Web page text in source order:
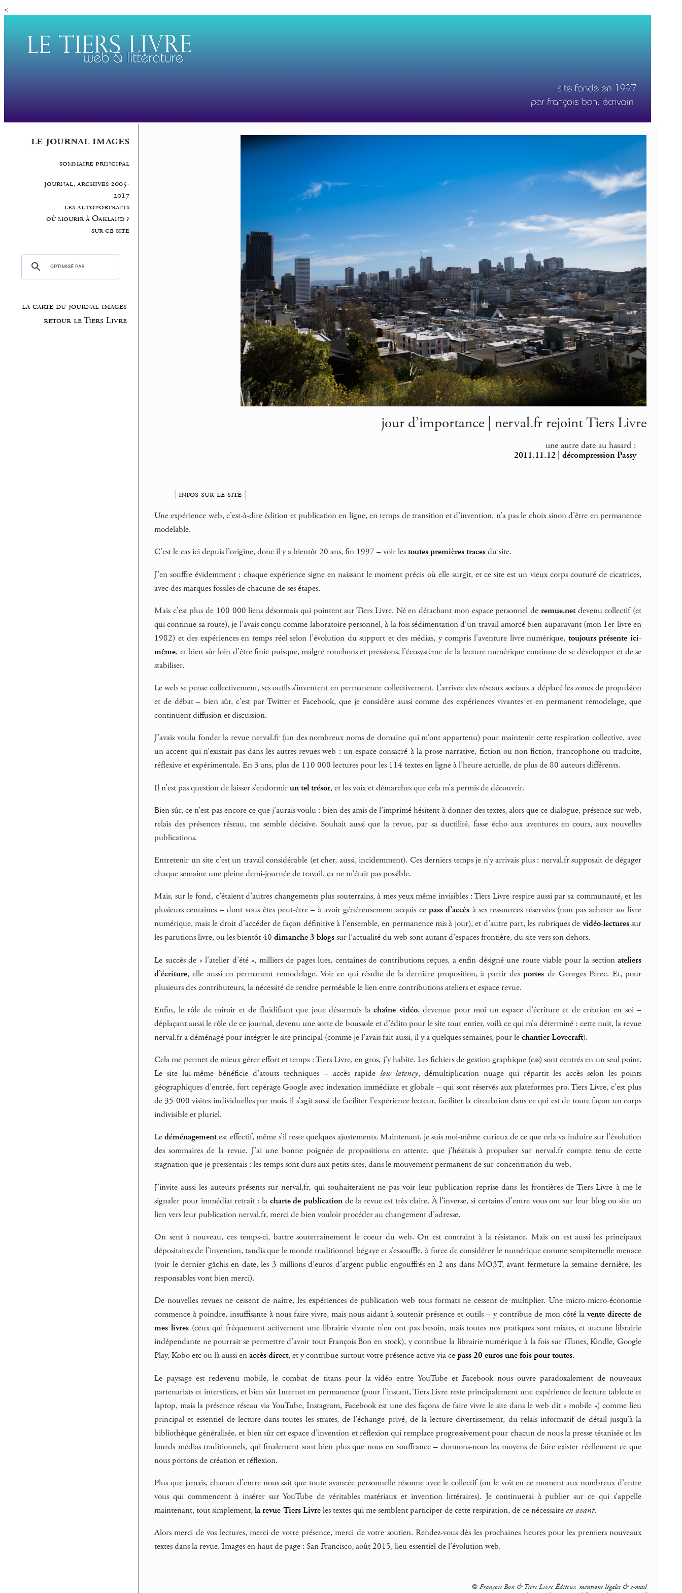
<
le journal images
sommaire principal
journal, archives 2005-
2017
les autoportraits
où mourir à Oakland ?
sur ce site
la carte du journal images
retour le Tiers Livre
jour d’importance | nerval.fr rejoint Tiers Livre
une autre date au hasard :
2011.11.12 | décompression Passy
|infos sur le site |
Une expérience web, c’est-à-dire édition et publication en ligne, en temps de transition et d’invention, n’a pas le choix sinon d’être en permanence
modelable.
C’est le cas ici depuis l’origine, donc il y a bientôt 20 ans, fin 1997 – voir lestoutes premières tracesdu site.
J’en souffre évidemment : chaque expérience signe en naissant le moment précis où elle surgit, et ce site est un vieux corps couturé de cicatrices,
avec des marques fossiles de chacune de ses étapes.
Mais c’est plus de 100 000 liens désormais qui pointent sur Tiers Livre. Né en détachant mon espace personnel de remue.netdevenu collectif (et
qui continue sa route), je l’avais conçu comme laboratoire personnel, à la fois sédimentation d’un travail amorcé bien auparavant (mon 1er livre en
1982) et des expériences en temps réel selon l’évolution du support et des médias, y compris l’aventure livre numérique, toujours présente ici-
même, et bien sûr loin d’être finie puisque, malgré ronchons et pressions, l’écosystème de la lecture numérique continue de se développer et de se
stabiliser.
Le web se pense collectivement, ses outils s’inventent en permanence collectivement. L’arrivée des réseaux sociaux a déplacé les zones de propulsion
et de débat – bien sûr, c’est par Twitter et Facebook, que je considère aussi comme des expériences vivantes et en permanent remodelage, que
continuent diffusion et discussion.
J’avais voulu fonder la revue nerval.fr (un des nombreux noms de domaine qui m’ont appartenu) pour maintenir cette respiration collective, avec
un accent qui n’existait pas dans les autres revues web : un espace consacré à la prose narrative, fiction ou non-fiction, francophone ou traduite,
réflexive et expérimentale. En 3 ans, plus de 110 000 lectures pour les 114 textes en ligne à l’heure actuelle, de plus de 80 auteurs différents.
Il n’est pas question de laisser s’endormirun tel trésor, et les voix et démarches que cela m’a permis de découvrir.
Bien sûr, ce n’est pas encore ce que j’aurais voulu : bien des amis de l’imprimé hésitent à donner des textes, alors que ce dialogue, présence sur web,
relais des présences réseau, me semble décisive. Souhait aussi que la revue, par sa ductilité, fasse écho aux aventures en cours, aux nouvelles
publications.
Entretenir un site c’est un travail considérable (et cher, aussi, incidemment). Ces derniers temps je n’y arrivais plus : nerval.fr supposait de dégager
chaque semaine une pleine demi-journée de travail, ça ne m’était pas possible.
Mais, sur le fond, c’étaient d’autres changements plus souterrains, à mes yeux même invisibles : Tiers Livre respire aussi par sa communauté, et les
plusieurs centaines – dont vous êtes peut-être – à avoir généreusement acquis ce pass d’accès à ses ressources réservées (non pas acheter un livre
numérique, mais le droit d’accéder de façon définitive à l’ensemble, en permanence mis à jour), et d’autre part, les rubriques de vidéo-lecturessur
les parutions livre, ou les bientôt 40 dimanche 3 blogssur l’actualité du web sont autant d’espaces frontière, du site vers son dehors.
Le succès de « l’atelier d’été », milliers de pages lues, centaines de contributions reçues, a enfin désigné une route viable pour la sectionateliers
d’écriture, elle aussi en permanent remodelage. Voir ce qui résulte de la dernière proposition, à partir desportes de Georges Perec. Et, pour
plusieurs des contributeurs, la nécessité de rendre perméable le lien entre contributions ateliers et espace revue.
Enfin, le rôle de miroir et de fluidifiant que joue désormais lachaîne vidéo, devenue pour moi un espace d’écriture et de création en soi –
déplaçant aussi le rôle de ce journal, devenu une sorte de boussole et d’édito pour le site tout entier, voilà ce qui m’a déterminé : cette nuit, la revue
nerval.fr a déménagé pour intégrer le site principal (comme je l’avais fait aussi, il y a quelques semaines, pour lechantier Lovecraft).
Cela me permet de mieux gérer effort et temps : Tiers Livre, en gros, j’y habite. Les fichiers de gestion graphique (css) sont centrés en un seul point.
Le site lui-même bénéficie d’atouts techniques – accès rapide low latency, démultiplication nuage qui répartit les accès selon les points
géographiques d’entrée, fort repérage Google avec indexation immédiate et globale – qui sont réservés aux plateformes pro. Tiers Livre, c’est plus
de 35 000 visites individuelles par mois, il s’agit aussi de faciliter l’expérience lecteur, faciliter la circulation dans ce qui est de toute façon un corps
indivisible et pluriel.
Ledéménagementest effectif, même s’il reste quelques ajustements. Maintenant, je suis moi-même curieux de ce que cela va induire sur l’évolution
des sommaires de la revue. J’ai une bonne poignée de propositions en attente, que j’hésitais à propulser sur nerval.fr compte tenu de cette
stagnation que je pressentais : les temps sont durs aux petits sites, dans le mouvement permanent de sur-concentration du web.
J’invite aussi les auteurs présents sur nerval.fr, qui souhaiteraient ne pas voir leur publication reprise dans les frontières de Tiers Livre à me le
signaler pour immédiat retrait : la charte de publication de la revue est très claire. À l’inverse, si certains d’entre vous ont sur leur blog ou site un
lien vers leur publication nerval.fr, merci de bien vouloir procéder au changement d’adresse.
On sent à nouveau, ces temps-ci, battre souterrainement le coeur du web. On est contraint à la résistance. Mais on est aussi les principaux
dépositaires de l’invention, tandis que le monde traditionnel bégaye et s’essouffle, à force de considérer le numérique comme sempiternelle menace
(voir le dernier gâchis en date, les 3 millions d’euros d’argent public engouffrés en 2 ans dans MO3T, avant fermeture la semaine dernière, les
responsables vont bien merci).
De nouvelles revues ne cessent de naître, les expériences de publication web tous formats ne cessent de multiplier. Une micro-micro-économie
commence à poindre, insuffisante à nous faire vivre, mais nous aidant à soutenir présence et outils – y contribue de mon côté lavente directe de
mes livres(ceux qui fréquentent activement une librairie vivante n’en ont pas besoin, mais toutes nos pratiques sont mixtes, et aucune librairie
indépendante ne pourrait se permettre d’avoir tout François Bon en stock), y contribue la librairie numérique à la fois sur iTunes, Kindle, Google
Play, Kobo etc ou là aussi enaccès direct, et y contribue surtout votre présence active via cepass 20 euros une fois pour toutes.
Le paysage est redevenu mobile, le combat de titans pour la vidéo entre YouTube et Facebook nous ouvre paradoxalement de nouveaux
partenariats et interstices, et bien sûr Internet en permanence (pour l’instant, Tiers Livre reste principalement une expérience de lecture tablette et
laptop, mais la présence réseau via YouTube, Instagram, Facebook est une des façons de faire vivre le site dans le web dit « mobile ») comme lieu
principal et essentiel de lecture dans toutes les strates, de l’échange privé, de la lecture divertissement, du relais informatif de détail jusqu’à la
bibliothèque généralisée, et bien sûr cet espace d’invention et réflexion qui remplace progressivement pour chacun de nous la presse tétanisée et les
lourds médias traditionnels, qui finalement sont bien plus que nous en souffrance – donnons-nous les moyens de faire exister réellement ce que
nous portons de création et réflexion.
Plus que jamais, chacun d’entre nous sait que toute avancée personnelle résonne avec le collectif (on le voit en ce moment aux nombreux d’entre
vous qui commencent à insérer sur YouTube de véritables matériaux et invention littéraires). Je continuerai à publier sur ce qui s’appelle
maintenant, tout simplement,la revue Tiers Livreles textes qui me semblent participer de cette respiration, de ce nécessaireen avant.
Alors merci de vos lectures, merci de votre présence, merci de votre soutien. Rendez-vous dès les prochaines heures pour les premiers nouveaux
textes dans la revue. Images en haut de page : San Francisco, août 2015, lieu essentiel de l’évolution web.
© François Bon & Tiers Livre Éditeur, mentions légales & e-mail